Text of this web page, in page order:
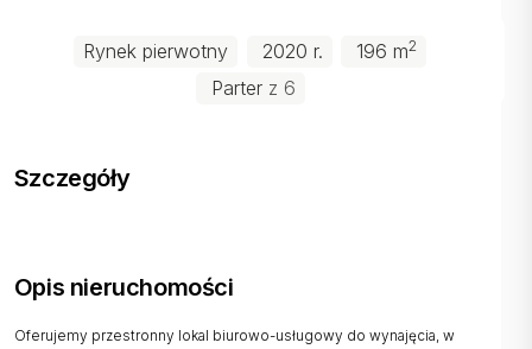
Rynek pierwotny 2020 r. 196 m2
Parter z 6
Szczegóły
Opis nieruchomości
Oferujemy przestronny lokal biurowo-usługowy do wynajęcia, w